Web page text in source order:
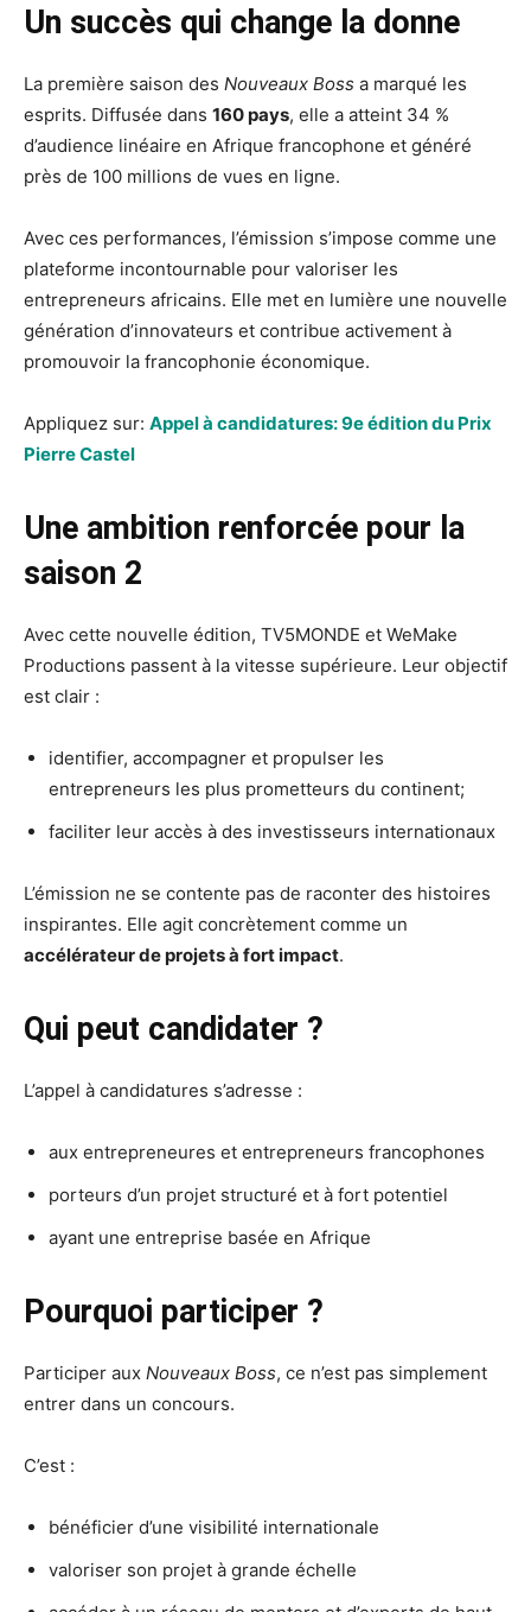
Un succès qui change la donne
La première saison des Nouveaux Boss a marqué les
esprits. Diffusée dans 160 pays, elle a atteint 34 %
d’audience linéaire en Afrique francophone et généré
près de 100 millions de vues en ligne.
Avec ces performances, l’émission s’impose comme une
plateforme incontournable pour valoriser les
entrepreneurs africains. Elle met en lumière une nouvelle
génération d’innovateurs et contribue activement à
promouvoir la francophonie économique.
Appliquez sur: Appel à candidatures: 9e édition du Prix
Pierre Castel
Une ambition renforcée pour la
saison 2
Avec cette nouvelle édition, TV5MONDE et WeMake
Productions passent à la vitesse supérieure. Leur objectif
est clair :
identifier, accompagner et propulser les
entrepreneurs les plus prometteurs du continent;
faciliter leur accès à des investisseurs internationaux
L’émission ne se contente pas de raconter des histoires
inspirantes. Elle agit concrètement comme un
accélérateur de projets à fort impact.
Qui peut candidater ?
L’appel à candidatures s’adresse :
aux entrepreneures et entrepreneurs francophones
porteurs d’un projet structuré et à fort potentiel
ayant une entreprise basée en Afrique
Pourquoi participer ?
Participer aux Nouveaux Boss, ce n’est pas simplement
entrer dans un concours.
C’est :
bénéficier d’une visibilité internationale
valoriser son projet à grande échelle